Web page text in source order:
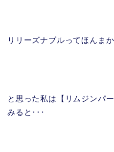
リリーズナブルってほんま
と思った私は【リムジンパ
みると･･･